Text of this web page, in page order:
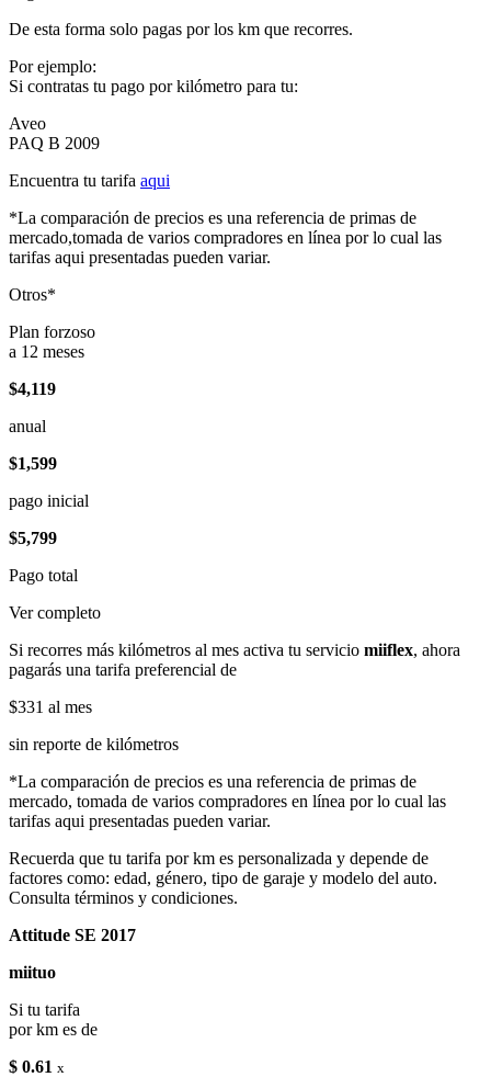
De esta forma solo pagas por los km que recorres.
Por ejemplo:
Si contratas tu pago por kilómetro para tu:
Aveo
PAQ B 2009
Encuentra tu tarifa aqui
*La comparación de precios es una referencia de primas de
mercado,tomada de varios compradores en línea por lo cual las
tarifas aqui presentadas pueden variar.
Otros*
Plan forzoso
a 12 meses
$4,119
anual
$1,599
pago inicial
$5,799
Pago total
Ver completo
Si recorres más kilómetros al mes activa tu servicio miiflex, ahora
pagarás una tarifa preferencial de
$331 al mes
sin reporte de kilómetros
*La comparación de precios es una referencia de primas de
mercado, tomada de varios compradores en línea por lo cual las
tarifas aqui presentadas pueden variar.
Recuerda que tu tarifa por km es personalizada y depende de
factores como: edad, género, tipo de garaje y modelo del auto.
Consulta términos y condiciones.
Attitude SE 2017
miituo
Si tu tarifa
por km es de
$ 0.61 x